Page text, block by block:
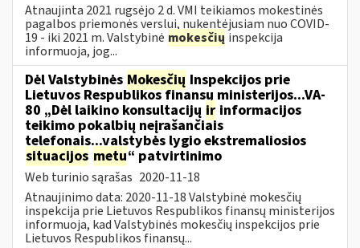
Atnaujinta 2021 rugsėjo 2 d. VMI teikiamos mokestinės
pagalbos priemonės verslui, nukentėjusiam nuo COVID-
19 - iki 2021 m. Valstybinė mokesčių inspekcija
informuoja, jog...
Dėl Valstybinės Mokesčių Inspekcijos prie
Lietuvos Respublikos finansų ministerijos...VA-
80 „Dėl laikino konsultacijų ir informacijos
teikimo pokalbių neįrašančiais
telefonais...valstybės lygio ekstremaliosios
situacijos metu“ patvirtinimo
Web turinio sąrašas 2020-11-18
Atnaujinimo data: 2020-11-18 Valstybinė mokesčių
inspekcija prie Lietuvos Respublikos finansų ministerijos
informuoja, kad Valstybinės mokesčių inspekcijos prie
Lietuvos Respublikos finansų...